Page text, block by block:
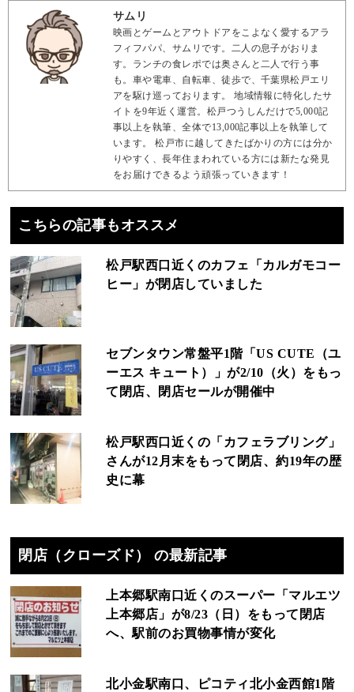
サムリ
映画とゲームとアウトドアをこよなく愛するアラ
フィフパパ、サムリです。二人の息子がおりま
す。ランチの食レポでは奥さんと二人で行う事
も。車や電車、自転車、徒歩で、千葉県松戸エリ
アを駆け巡っております。 地域情報に特化したサ
イトを9年近く運営。松戸つうしんだけで5,000記
事以上を執筆、全体で13,000記事以上を執筆して
います。 松戸市に越してきたばかりの方には分か
りやすく、長年住まわれている方には新たな発見
をお届けできるよう頑張っていきます！
こちらの記事もオススメ
松戸駅西口近くのカフェ「カルガモコー
ヒー」が閉店していました
セブンタウン常盤平1階「US CUTE（ユ
ーエス キュート）」が2/10（火）をもっ
て閉店、閉店セールが開催中
松戸駅西口近くの「カフェラブリング」
さんが12月末をもって閉店、約19年の歴
史に幕
閉店（クローズド） の最新記事
上本郷駅南口近くのスーパー「マルエツ
上本郷店」が8/23（日）をもって閉店
へ、駅前のお買物事情が変化
北小金駅南口、ピコティ北小金西館1階